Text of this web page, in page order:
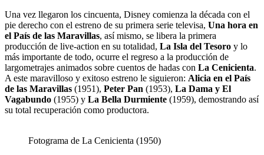
Una vez llegaron los cincuenta, Disney comienza la década con el
pie derecho con el estreno de su primera serie televisa, Una hora en
el País de las Maravillas, así mismo, se libera la primera
producción de live-action en su totalidad, La Isla del Tesoro y lo
más importante de todo, ocurre el regreso a la producción de
largometrajes animados sobre cuentos de hadas con La Cenicienta.
A este maravilloso y exitoso estreno le siguieron: Alicia en el País
de las Maravillas (1951), Peter Pan (1953), La Dama y El
Vagabundo (1955) y La Bella Durmiente (1959), demostrando así
su total recuperación como productora.
Fotograma de La Cenicienta (1950)